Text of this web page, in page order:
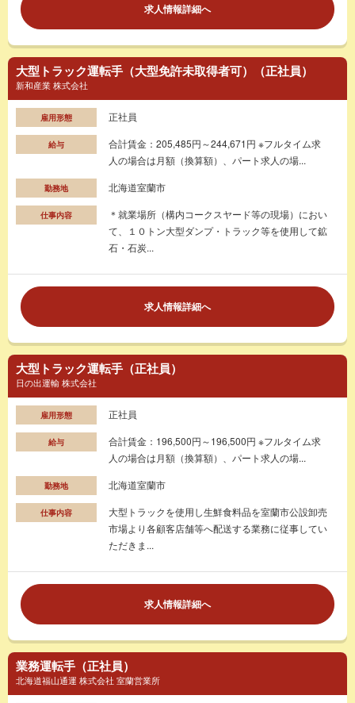
求人情報詳細へ
大型トラック運転手（大型免許未取得者可）（正社員）
新和産業 株式会社
雇用形態 正社員
給与
合計賃金：205,485円～244,671円 ※フルタイム求
人の場合は月額（換算額）、パート求人の場...
勤務地 北海道室蘭市
仕事内容
＊就業場所（構内コークスヤード等の現場）におい
て、１０トン大型ダンプ・トラック等を使用して鉱
石・石炭...
求人情報詳細へ
大型トラック運転手（正社員）
日の出運輸 株式会社
雇用形態 正社員
給与
合計賃金：196,500円～196,500円 ※フルタイム求
人の場合は月額（換算額）、パート求人の場...
勤務地 北海道室蘭市
仕事内容
大型トラックを使用し生鮮食料品を室蘭市公設卸売
市場より各顧客店舗等へ配送する業務に従事してい
ただきま...
求人情報詳細へ
業務運転手（正社員）
北海道福山通運 株式会社 室蘭営業所